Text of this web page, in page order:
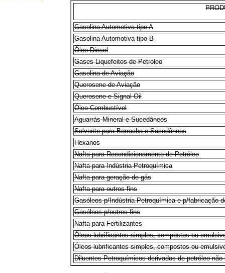
Gasolina Automotiva tipo A
Gasolina Automotiva tipo B
Óleo Diesel
Gases Liquefeitos de Petróleo
Gasolina de Aviação
Querosene de Aviação
Querosene e Signal Oil
Óleo Combustível
Aguarrás Mineral e Sucedâneos
Solvente para Borracha e Sucedâneos
Hexanos
Nafta para Recondicionamento de Petróleo
Nafta para Indústria Petroquímica
Nafta para geração de gás
Nafta para outros fins
Gasóleos p/Indústria Petroquímica e p/fabricação
Gasóleos p/outros fins
Nafta para Fertilizantes
Óleos lubrificantes simples, compostos ou
Óleos lubrificantes simples, compostos ou
Diluentes Petroquímicos derivados de petróleo